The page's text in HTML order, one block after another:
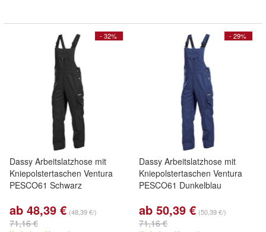
- 32%
Dassy Arbeitslatzhose mit
Kniepolstertaschen Ventura
PESCO61 Schwarz
ab 48,39 € (48,39 €/)
71,16 €
- 29%
Dassy Arbeitslatzhose mit
Kniepolstertaschen Ventura
PESCO61 Dunkelblau
ab 50,39 € (50,39 €/)
71,16 €